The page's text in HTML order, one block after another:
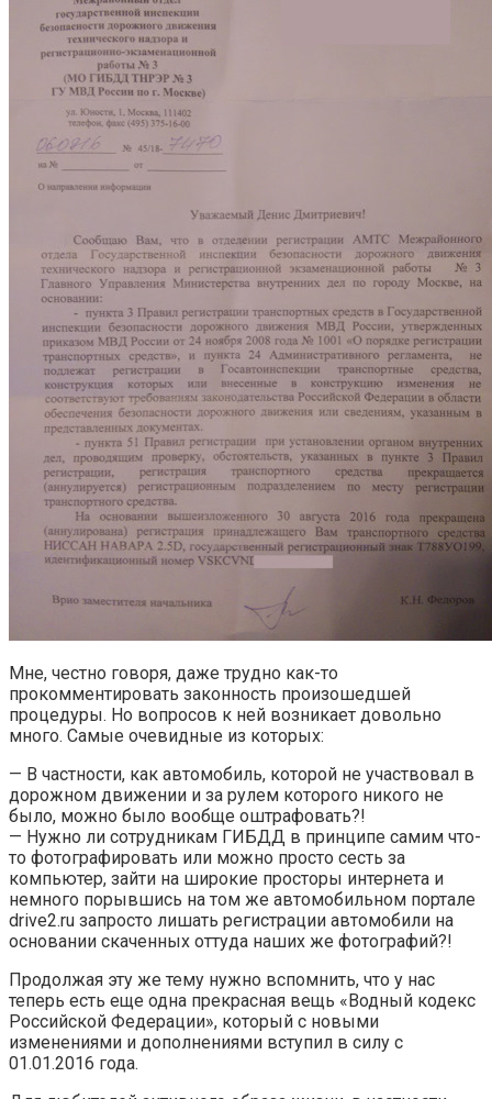
Мне, честно говоря, даже трудно как-то
прокомментировать законность произошедшей
процедуры. Но вопросов к ней возникает довольно
много. Самые очевидные из которых:
— В частности, как автомобиль, которой не участвовал в
дорожном движении и за рулем которого никого не
было, можно было вообще оштрафовать?!
— Нужно ли сотрудникам ГИБДД в принципе самим что-
то фотографировать или можно просто сесть за
компьютер, зайти на широкие просторы интернета и
немного порывшись на том же автомобильном портале
drive2.ru запросто лишать регистрации автомобили на
основании скаченных оттуда наших же фотографий?!
Продолжая эту же тему нужно вспомнить, что у нас
теперь есть еще одна прекрасная вещь «Водный кодекс
Российской Федерации», который с новыми
изменениями и дополнениями вступил в силу с
01.01.2016 года.